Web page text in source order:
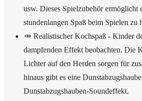
usw. Dieses Spielzubehör ermöglicht
stundenlangen Spaß beim Spielen zu
🥕 Realistischer Kochspaß - Kinder
dampfenden Effekt beobachten. Die
Lichter auf den Herden sorgen für
hinaus gibt es eine
Dunstabzugshauben-Soundeffekt.